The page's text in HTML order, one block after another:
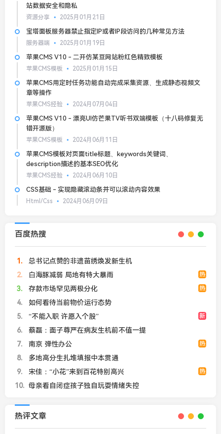
站数据安全和隐私
资源分享 2025月01月21日
宝塔面板服务器禁止指定IP或者IP段访问的几种常见方法
服务器端 2025月01月19日
苹果CMS V10 - 二开仿某豆网站粉红色精致模板
苹果CMS模板 2025月01月15日
苹果CMS用定时任务功能自动完成采集资源、生成静态视频文
章等操作
苹果CMS经验 2024月07月04日
苹果CMS V10 - 漂亮UI仿芒果TV听书双端模板（十八码修复无
错开源版）
苹果CMS模板 2024月06月11日
苹果CMS模板对页面title标题、keywords关键词、
description描述的基本SEO优化
苹果CMS经验 2024月06月10日
CSS基础 - 实现隐藏滚动条并可以滚动内容效果
Html/Css 2024月06月09日
百度热搜
1
总书记点赞的非遗苗绣焕发新生机
2
热
白海豚减弱 局地有特大暴雨
3
热
存款市场罕见两极分化
4
如何看待当前物价运行态势
5
新
“不能入职 许愿入个股”
6
蔡磊：面子尊严在病友生机前不值一提
7
热
南京 弹性办公
8
多地高分生扎堆填报中本贯通
9
热
宋佳：“小花”来到百花特别高兴
10
母亲看自闭症孩子独自玩耍情绪失控
热评文章